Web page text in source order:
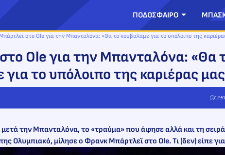
ΠΟΔΟΣΦΑΙΡΟ
στο Ole για την Μπανταλόνα: «Θα το κουβαλάμε για το υπόλοιπο της
Ole για την Μπανταλόνα: «Θα
το υπόλοιπο της καριέρας
μετά την Μπανταλόνα, το «τραύμα» που άφησε αλλά και τη
Ολυμπιακό, μίλησε ο Φρανκ Μπάρτλεϊ στο Ole. Τι (δεν) είπε